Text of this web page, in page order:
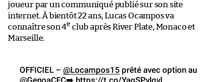
joueur par un communiqué publié sur son site
internet. À bientôt 22 ans, Lucas Ocampos va
connaître son 4e club après River Plate, Monaco et
Marseille.
OFFICIEL – @Locampos15 prêté avec option au